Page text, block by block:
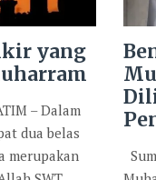
yang
– Dalam
dua belas
merupakan